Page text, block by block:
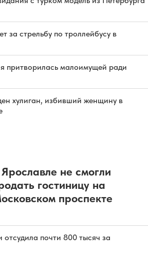
за стрельбу по троллейбусу в
притворилась малоимущей ради
хулиган, избивший женщину в
не смогли
гостиницу на
проспекте
почти 800 тысяч за